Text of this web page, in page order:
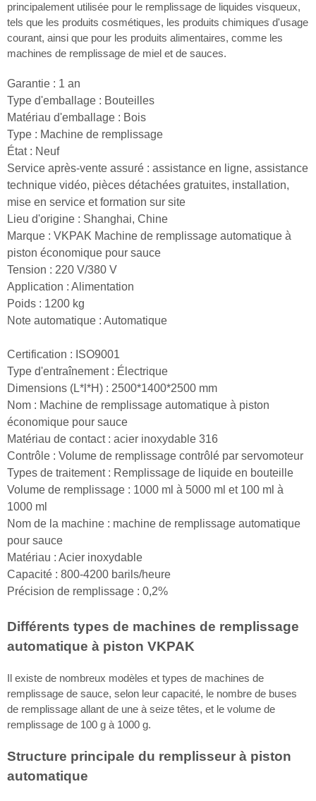
principalement utilisée pour le remplissage de liquides visqueux,
tels que les produits cosmétiques, les produits chimiques d'usage
courant, ainsi que pour les produits alimentaires, comme les
machines de remplissage de miel et de sauces.
Garantie : 1 an
Type d'emballage : Bouteilles
Matériau d'emballage : Bois
Type : Machine de remplissage
État : Neuf
Service après-vente assuré : assistance en ligne, assistance
technique vidéo, pièces détachées gratuites, installation,
mise en service et formation sur site
Lieu d'origine : Shanghai, Chine
Marque : VKPAK Machine de remplissage automatique à
piston économique pour sauce
Tension : 220 V/380 V
Application : Alimentation
Poids : 1200 kg
Note automatique : Automatique
Certification : ISO9001
Type d'entraînement : Électrique
Dimensions (L*l*H) : 2500*1400*2500 mm
Nom : Machine de remplissage automatique à piston
économique pour sauce
Matériau de contact : acier inoxydable 316
Contrôle : Volume de remplissage contrôlé par servomoteur
Types de traitement : Remplissage de liquide en bouteille
Volume de remplissage : 1000 ml à 5000 ml et 100 ml à
1000 ml
Nom de la machine : machine de remplissage automatique
pour sauce
Matériau : Acier inoxydable
Capacité : 800-4200 barils/heure
Précision de remplissage : 0,2%
Différents types de machines de remplissage
automatique à piston VKPAK
Il existe de nombreux modèles et types de machines de
remplissage de sauce, selon leur capacité, le nombre de buses
de remplissage allant de une à seize têtes, et le volume de
remplissage de 100 g à 1000 g.
Structure principale du remplisseur à piston
automatique